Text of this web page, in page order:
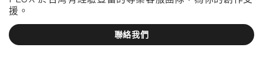
援。
聯絡我們